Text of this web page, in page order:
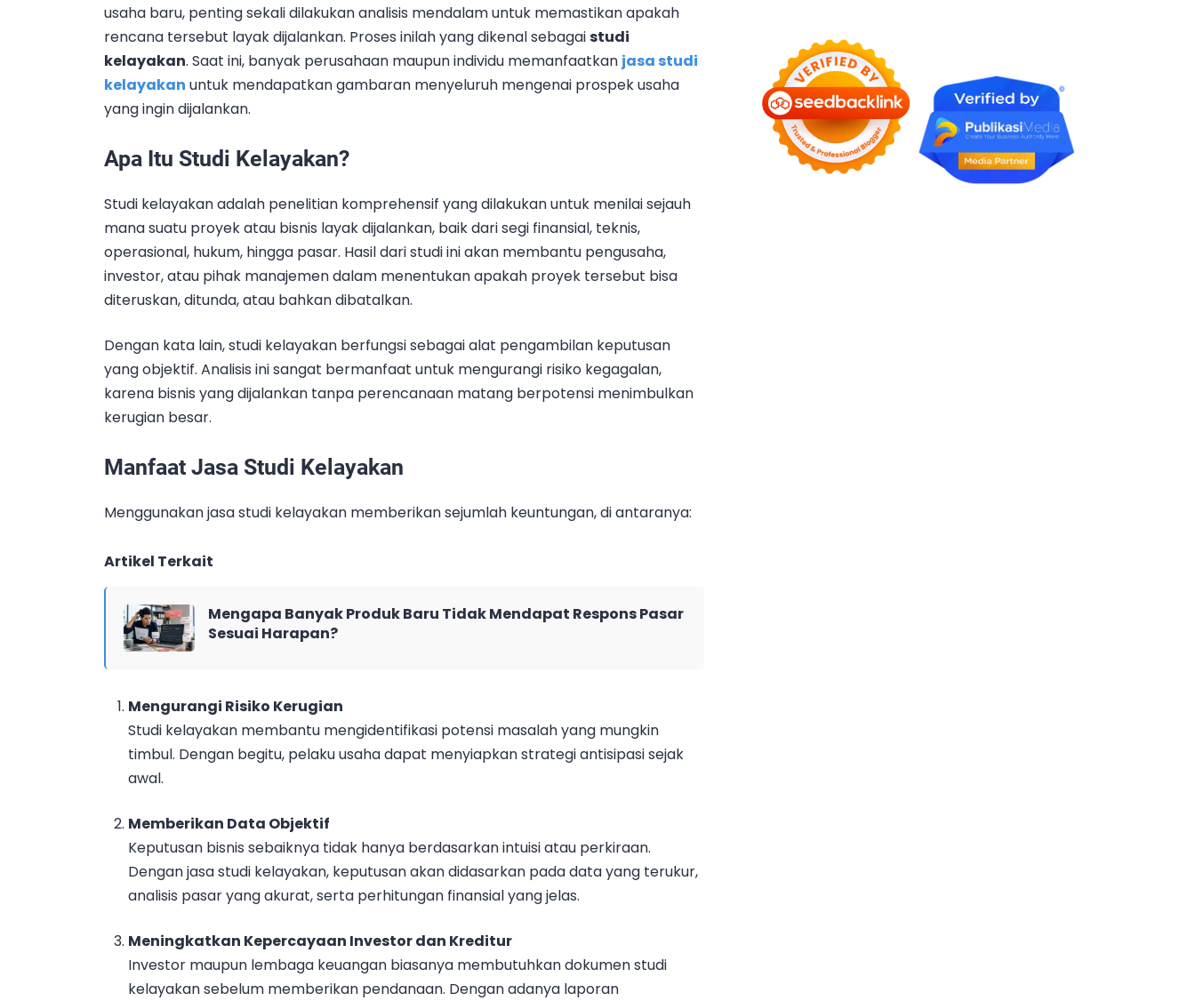
usaha baru, penting sekali dilakukan analisis mendalam untuk memastikan apakah
rencana tersebut layak dijalankan. Proses inilah yang dikenal sebagaistudi
kelayakan. Saat ini, banyak perusahaan maupun individu memanfaatkan jasa studi
kelayakan untuk mendapatkan gambaran menyeluruh mengenai prospek usaha
yang ingin dijalankan.
Apa Itu Studi Kelayakan?
Studi kelayakan adalah penelitian komprehensif yang dilakukan untuk menilai sejauh
mana suatu proyek atau bisnis layak dijalankan, baik dari segi finansial, teknis,
operasional, hukum, hingga pasar. Hasil dari studi ini akan membantu pengusaha,
investor, atau pihak manajemen dalam menentukan apakah proyek tersebut bisa
diteruskan, ditunda, atau bahkan dibatalkan.
Dengan kata lain, studi kelayakan berfungsi sebagai alat pengambilan keputusan
yang objektif. Analisis ini sangat bermanfaat untuk mengurangi risiko kegagalan,
karena bisnis yang dijalankan tanpa perencanaan matang berpotensi menimbulkan
kerugian besar.
Manfaat Jasa Studi Kelayakan
Menggunakan jasa studi kelayakan memberikan sejumlah keuntungan, di antaranya:
Artikel Terkait
Mengapa Banyak Produk Baru Tidak Mendapat Respons Pasar
Sesuai Harapan?
Mengurangi Risiko Kerugian
Studi kelayakan membantu mengidentifikasi potensi masalah yang mungkin
timbul. Dengan begitu, pelaku usaha dapat menyiapkan strategi antisipasi sejak
awal.
Memberikan Data Objektif
Keputusan bisnis sebaiknya tidak hanya berdasarkan intuisi atau perkiraan.
Dengan jasa studi kelayakan, keputusan akan didasarkan pada data yang terukur,
analisis pasar yang akurat, serta perhitungan finansial yang jelas.
Meningkatkan Kepercayaan Investor dan Kreditur
Investor maupun lembaga keuangan biasanya membutuhkan dokumen studi
kelayakan sebelum memberikan pendanaan. Dengan adanya laporan